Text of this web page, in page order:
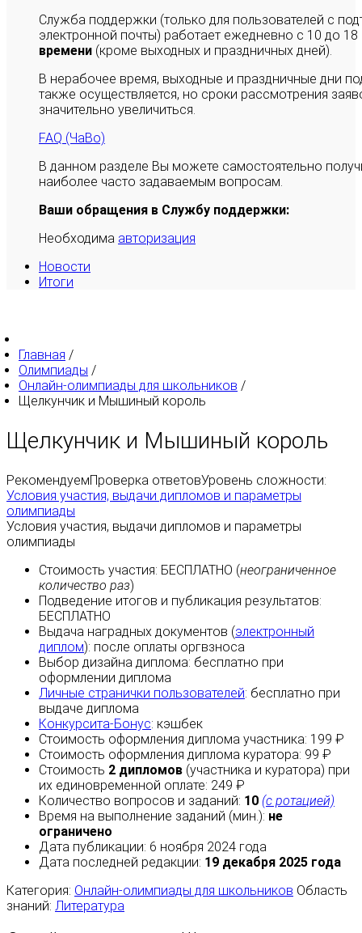
Служба поддержки (только для пользователей с
электронной почты) работает ежедневно с 10 до
времени (кроме выходных и праздничных дней).
В нерабочее время, выходные и праздничные дни
также осуществляется, но сроки рассмотрения
значительно увеличиться.
FAQ (ЧаВо)
В данном разделе Вы можете самостоятельно
наиболее часто задаваемым вопросам.
Ваши обращения в Службу поддержки:
Необходима авторизация
Новости
Итоги
Главная /
Олимпиады /
Онлайн-олимпиады для школьников /
Щелкунчик и Мышиный король
Щелкунчик и Мышиный король
РекомендуемПроверка ответовУровень сложности:
Условия участия, выдачи дипломов и параметры
олимпиады
Условия участия, выдачи дипломов и параметры
олимпиады
Стоимость участия: БЕСПЛАТНО (неограниченное
количество раз)
Подведение итогов и публикация результатов:
БЕСПЛАТНО
Выдача наградных документов (электронный
диплом): после оплаты оргвзноса
Выбор дизайна диплома: бесплатно при
оформлении диплома
Личные странички пользователей: бесплатно при
выдаче диплома
Конкурсита-Бонус: кэшбек
Стоимость оформления диплома участника: 199 ₽
Стоимость оформления диплома куратора: 99 ₽
Стоимость 2 дипломов (участника и куратора) при
их единовременной оплате: 249 ₽
Количество вопросов и заданий: 10 (с ротацией)
Время на выполнение заданий (мин.): не
ограничено
Дата публикации: 6 ноября 2024 года
Дата последней редакции: 19 декабря 2025 года
Категория: Онлайн-олимпиады для школьников Область
знаний: Литература